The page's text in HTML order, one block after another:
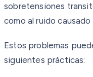
sobretensiones
como al ruido
Estos problemas
siguientes prácticas: